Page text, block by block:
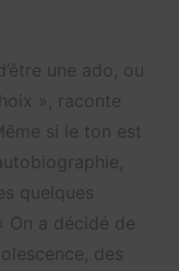
une ado, ou
», raconte
si le ton est
quelques
On a décidé de
des